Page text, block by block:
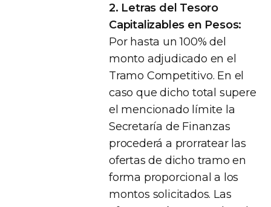
2. Letras del Tesoro
Capitalizables en Pesos:
Por hasta un 100% del
monto adjudicado en el
Tramo Competitivo. En el
caso que dicho total supere
el mencionado límite la
Secretaría de Finanzas
procederá a prorratear las
ofertas de dicho tramo en
forma proporcional a los
montos solicitados. Las